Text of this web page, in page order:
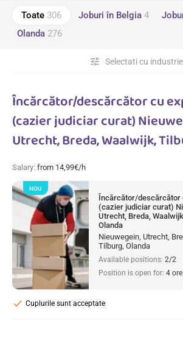
Toate 306 Joburi în Belgia 4
Olanda 276
Selectati cu industrie
tune
Încărcător/descărcător cu
(cazier judiciar curat)
Utrecht, Breda, Waalwijk,
Salary: from 14,99€/h
Încărcător/descărcător
(cazier judiciar curat)
Utrecht, Breda,
Olanda
Nieuwegein, Utrecht,
Tilburg, Olanda
Available positions: 2/2
Position is open for: 4 ore
Cuplurile sunt acceptate
check
NOU